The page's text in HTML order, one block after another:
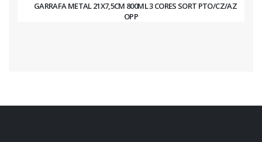
GARRAFA METAL 21X7,5CM 800ML 3 CORES SORT PTO/CZ/AZ
OPP